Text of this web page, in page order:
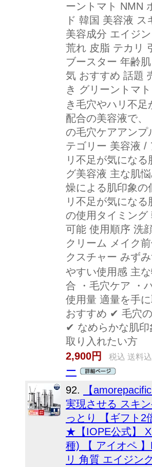
ーントマト NMN
ド 韓国 美容液
美容成分 エイジ
荒れ 皮脂 テカリ
ブースター 年齢
気 おすすめ 話題
き グリーントマ
き毛穴やハリ不
配合の美容液で
の毛穴ケアアン
テゴリー 美容液 /
リ不足が気にな
グ美容液 主な肌
燥による肌印象の
リ不足が気にな
の使用タイミング
可能 使用順序 洗
クリーム メイク
クスチャー みず
やすい使用感 主
合 ・毛穴ケア ・
使用量 適量を手
おすすめ ✔ 毛穴
✔ なめらかな肌
取り入れたい方
2,900円
税込 送料
ー
92.
【
実現させる スキ
っとり 【ギフト
★【IOPE公式】
種) 【 アイオペ
リ 角質 エイジン